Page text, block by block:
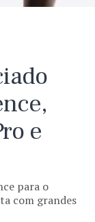
e
para o
com grandes